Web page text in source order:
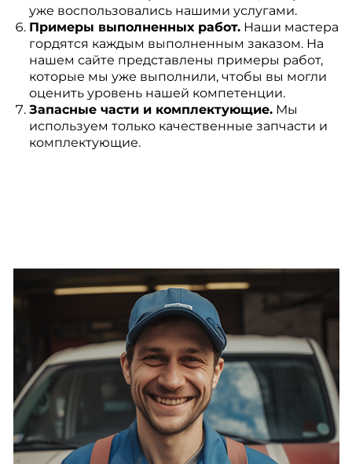
уже воспользовались нашими услугами.
Примеры выполненных работ.Наши мастера
гордятся каждым выполненным заказом. На
нашем сайте представлены примеры работ,
которые мы уже выполнили, чтобы вы могли
оценить уровень нашей компетенции.
Запасные части и комплектующие.Мы
используем только качественные запчасти и
комплектующие.